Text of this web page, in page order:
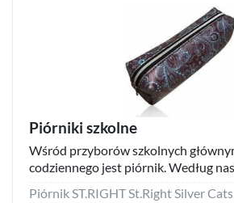
Piórniki szkolne
Wśród przyborów szkolnych
codziennego jest piórnik. Według